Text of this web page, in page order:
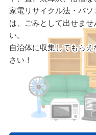
家電リサイクル法・パ
は、ごみとして出せま
い。
自治体に収集してもら
さい！